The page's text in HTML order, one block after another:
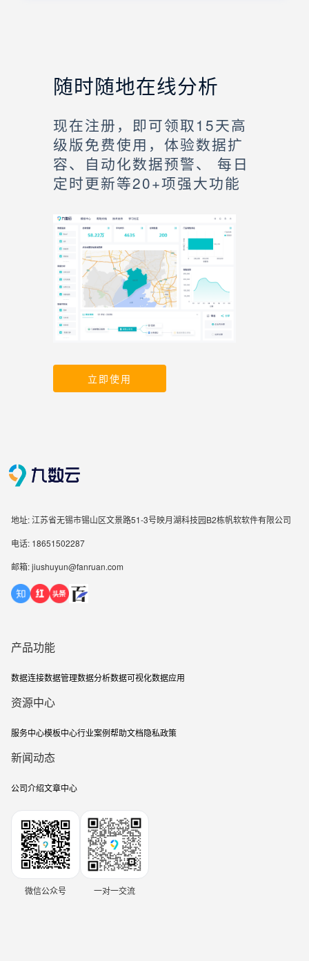
随时随地在线分析
现在注册，即可领取15天高
级版免费使用，体验数据扩
容、自动化数据预警、 每日
定时更新等20+项强大功能
立即使用
地址: 江苏省无锡市锡山区文景路51-3号映月湖科技园B2栋帆软软件有限公司
电话: 18651502287
邮箱: jiushuyun@fanruan.com
产品功能
数据连接数据管理数据分析数据可视化数据应用
资源中心
服务中心模板中心行业案例帮助文档隐私政策
新闻动态
公司介绍文章中心
微信公众号 一对一交流